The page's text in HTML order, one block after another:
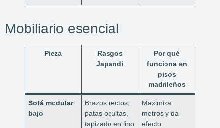
Mobiliario esencial
Pieza
Rasgos
Japandi
Por qué
funciona en
pisos
madrileños
Sofá modular
bajo
Brazos rectos,
patas ocultas,
tapizado en lino
Maximiza
metros y da
efecto